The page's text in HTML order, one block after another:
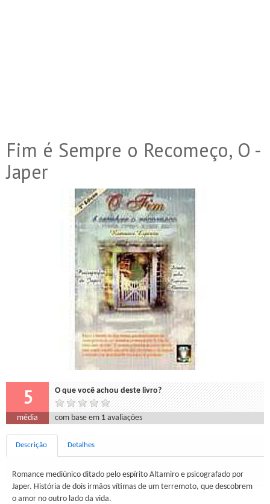
Fim é Sempre o Recomeço, O -
Japer
5 O que você achou deste livro?
média com base em 1 avaliações
Descrição Detalhes
Romance mediúnico ditado pelo espírito Altamiro e psicografado por
Japer. História de dois irmãos vítimas de um terremoto, que descobrem
o amor no outro lado da vida.